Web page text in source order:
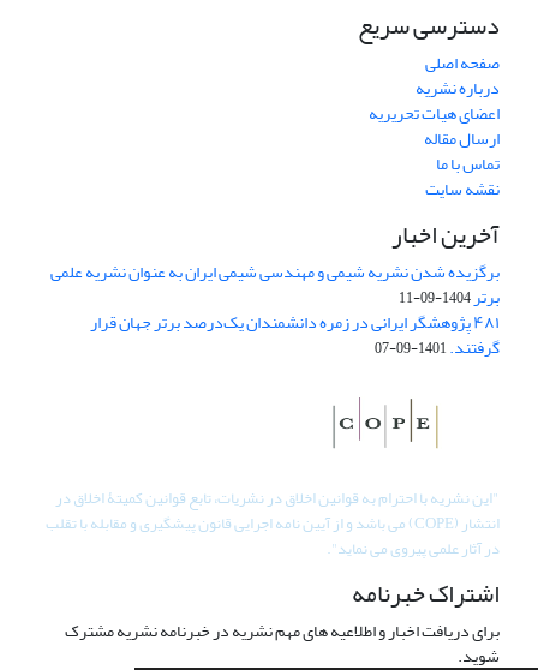
دسترسی سریع
صفحه اصلی
درباره نشریه
اعضای هیات تحریریه
ارسال مقاله
تماس با ما
نقشه سایت
آخرین اخبار
برگزیده شدن نشریه شیمی و مهندسی شیمی ایران به عنوان نشریه علمی
برتر1404-09-11
۴۸۱ پژوهشگر ایرانی در زمره دانشمندان یک‌درصد برتر جهان قرار
گرفتند.1401-09-07
"این نشریه با احترام به قوانین اخلاق در نشریات، تابع قوانین کمیتۀ اخلاق در
انتشار (COPE) می باشد و از آیین نامه اجرایی قانون پیشگیری و مقابله با تقلب
در آثار علمی پیروی می نماید".
اشتراک خبرنامه
برای دریافت اخبار و اطلاعیه های مهم نشریه در خبرنامه نشریه مشترک
شوید.